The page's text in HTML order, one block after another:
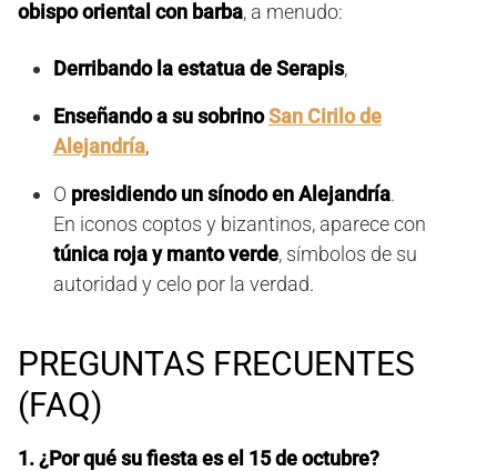
obispo oriental con barba, a menudo:
Derribando la estatua de Serapis,
Enseñando a su sobrinoSan Cirilo de
Alejandría,
O presidiendo un sínodo en Alejandría.
En iconos coptos y bizantinos, aparece con
túnica roja y manto verde, símbolos de su
autoridad y celo por la verdad.
PREGUNTAS FRECUENTES
(FAQ)
1. ¿Por qué su fiesta es el 15 de octubre?